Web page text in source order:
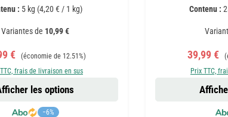
: 5 kg (4,20 € / 1 kg)
Variantes de 10,99 €
vente :
€ Prix régulier :
(économie de 12.51%)
frais de livraison en sus
−6%
les options
Contenu :
Prix de
39,99 €
Prix TTC,